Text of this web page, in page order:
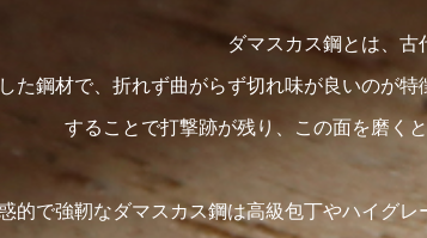
ダマスカス鋼とは、古
た鋼材で、折れず曲がらず切れ味が良いのが
することで打撃跡が残り、この面を磨く
的で強靭なダマスカス鋼は高級包丁やハイグ